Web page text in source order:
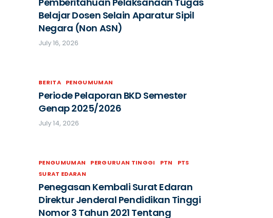
Belajar Dosen Selain Aparatur Sipil
Negara (Non ASN)
July 16, 2026
BERITA PENGUMUMAN
Periode Pelaporan BKD Semester
Genap 2025/2026
July 14, 2026
PENGUMUMAN PERGURUAN TINGGI PTN
PTS
SURAT EDARAN
Penegasan Kembali Surat Edaran
Direktur Jenderal Pendidikan Tinggi
Nomor 3 Tahun 2021 Tentang